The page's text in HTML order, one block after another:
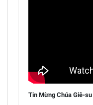
Tin Mừng Chúa Giê-